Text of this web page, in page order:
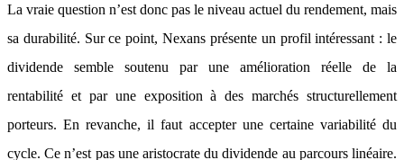
La vraie question n’est donc pas le niveau actuel du rendement, mais
sa durabilité. Sur ce point, Nexans présente un profil intéressant : le
dividende semble soutenu par une amélioration réelle de la
rentabilité et par une exposition à des marchés structurellement
porteurs. En revanche, il faut accepter une certaine variabilité du
cycle. Ce n’est pas une aristocrate du dividende au parcours linéaire.